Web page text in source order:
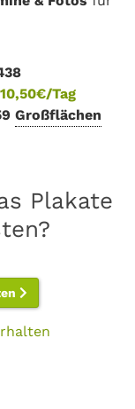
Tag
Großflächen
Plakate